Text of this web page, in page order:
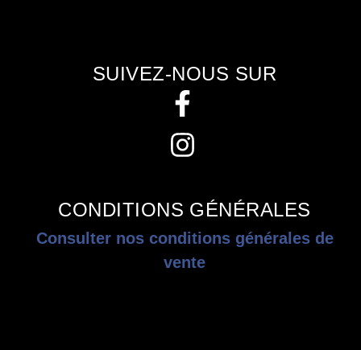
SUIVEZ-NOUS SUR
CONDITIONS GÉNÉRALES
Consulter nos conditions générales de
vente